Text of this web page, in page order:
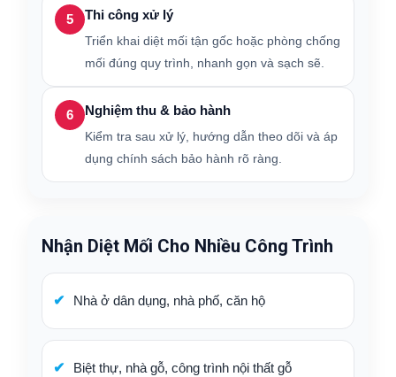
5 Thi công xử lý
Triển khai diệt mối tận gốc hoặc phòng chống
mối đúng quy trình, nhanh gọn và sạch sẽ.
6 Nghiệm thu & bảo hành
Kiểm tra sau xử lý, hướng dẫn theo dõi và áp
dụng chính sách bảo hành rõ ràng.
Nhận Diệt Mối Cho Nhiều Công Trình
Nhà ở dân dụng, nhà phố, căn hộ
Biệt thự, nhà gỗ, công trình nội thất gỗ